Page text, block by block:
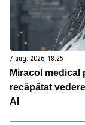
7 aug. 2026, 18:25
Miracol medical
recăpătat
AI